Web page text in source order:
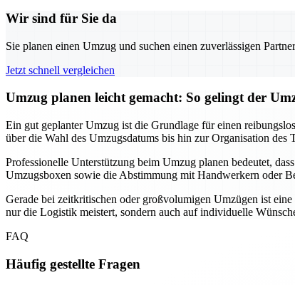
Wir sind für Sie da
Sie planen einen Umzug und suchen einen zuverlässigen
Jetzt schnell vergleichen
Umzug planen leicht gemacht: So gelingt der
Ein gut geplanter Umzug ist die Grundlage für einen
über die Wahl des Umzugsdatums bis hin zur Organisation
Professionelle Unterstützung beim Umzug planen bedeutet,
Umzugsboxen sowie die Abstimmung mit Handwerkern oder
Gerade bei zeitkritischen oder großvolumigen Umzügen ist
nur die Logistik meistert, sondern auch auf individuelle
FAQ
Häufig gestellte Fragen